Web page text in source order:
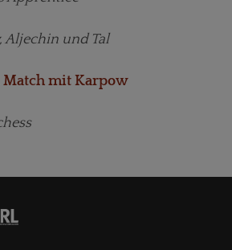
Aljechin und Tal
Match mit Karpow